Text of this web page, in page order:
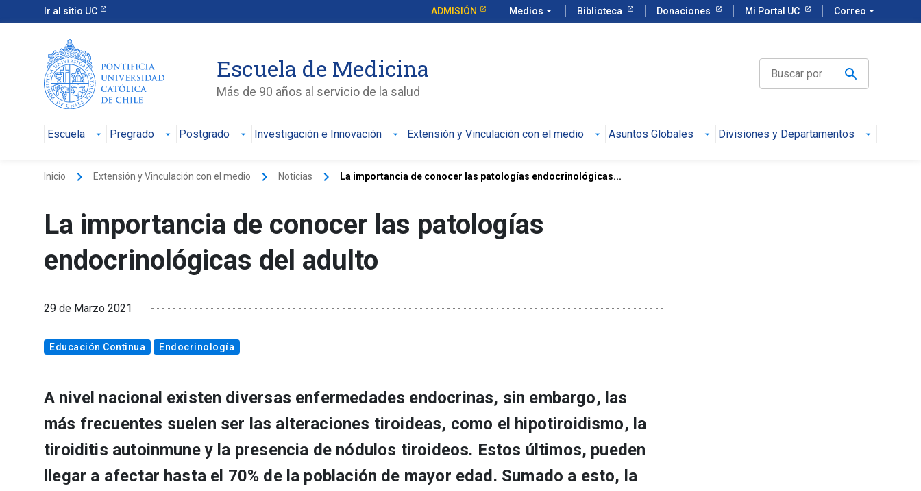
Ir al sitio UC ADMISIÓN Medios arrow_drop_down Biblioteca Donaciones Mi Portal UC Correo arrow_drop_down
Escuela de Medicina
Más de 90 años al servicio de la salud
Escuela Pregrado Postgrado Investigación e Innovación Extensión y Vinculación con el medio Asuntos Globales Divisiones y Departamentos
Inicio keyboard_arrow_right Extensión y Vinculación con el medio keyboard_arrow_right Noticias keyboard_arrow_right La importancia de conocer las patologías endocrinológicas...
La importancia de conocer las patologías
endocrinológicas del adulto
29 de Marzo 2021
Educación Continua Endocrinología
A nivel nacional existen diversas enfermedades endocrinas, sin embargo, las
más frecuentes suelen ser las alteraciones tiroideas, como el hipotiroidismo, la
tiroiditis autoinmune y la presencia de nódulos tiroideos. Estos últimos, pueden
llegar a afectar hasta el 70% de la población de mayor edad. Sumado a esto, la